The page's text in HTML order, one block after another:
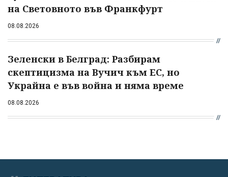
на Световното във Франкфурт
08.08.2026
Зеленски в Белград: Разбирам
скептицизма на Вучич към ЕС, но
Украйна е във война и няма време
08.08.2026